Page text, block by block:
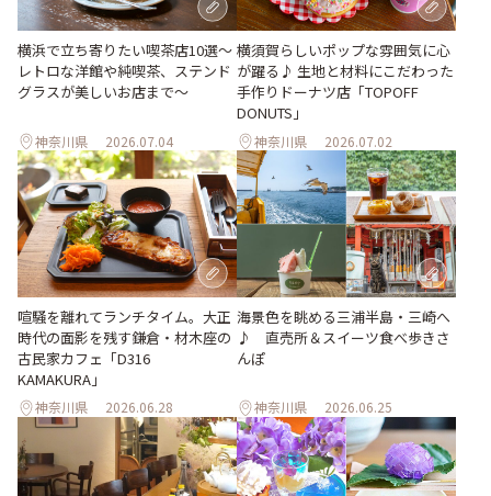
横浜で立ち寄りたい喫茶店10選～
レトロな洋館や純喫茶、ステンド
グラスが美しいお店まで～
神奈川県 2026.07.04
横須賀らしいポップな雰囲気に心
が躍る♪ 生地と材料にこだわった
手作りドーナツ店「TOPOFF
DONUTS」
神奈川県 2026.07.02
喧騒を離れてランチタイム。大正
時代の面影を残す鎌倉・材木座の
古民家カフェ「D316
KAMAKURA」
神奈川県 2026.06.28
海景色を眺める三浦半島・三崎へ
♪ 直売所＆スイーツ食べ歩きさ
んぽ
神奈川県 2026.06.25